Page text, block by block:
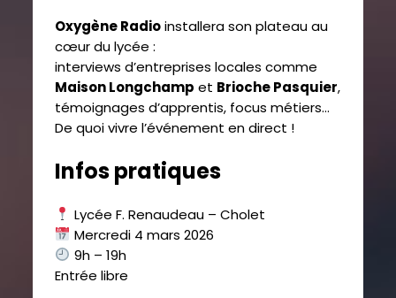
Oxygène Radioinstallera son plateau au
cœur du lycée :
interviews d’entreprises locales comme
Maison Longchamp et Brioche Pasquier,
témoignages d’apprentis, focus métiers…
De quoi vivre l’événement en direct !
Infos pratiques
Lycée F. Renaudeau – Cholet
Mercredi 4 mars 2026
9h – 19h
Entrée libre